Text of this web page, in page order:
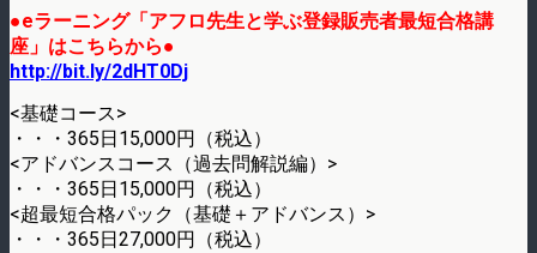
●eラーニング「アフロ先生と学ぶ登録販売者最短合格講
座」はこちらから●
http://bit.ly/2dHT0Dj
<基礎コース>
・・・365日15,000円（税込）
<アドバンスコース（過去問解説編）>
・・・365日15,000円（税込）
<超最短合格パック（基礎＋アドバンス）>
・・・365日27,000円（税込）